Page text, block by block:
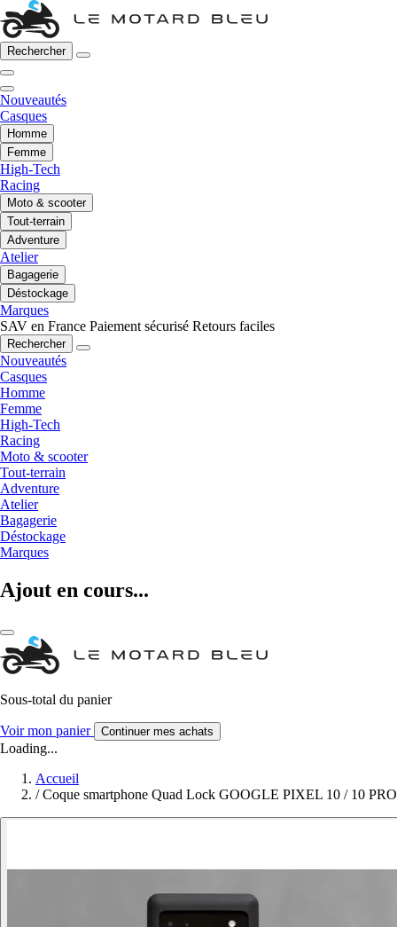
Rechercher
Nouveautés
Casques
Homme
Femme
High-Tech
Racing
Moto & scooter
Tout-terrain
Adventure
Atelier
Bagagerie
Déstockage
Marques
SAV en France Paiement sécurisé Retours faciles
Rechercher
Nouveautés
Casques
Homme
Femme
High-Tech
Racing
Moto & scooter
Tout-terrain
Adventure
Atelier
Bagagerie
Déstockage
Marques
Ajout en cours...
Sous-total du panier
Voir mon panier Continuer mes achats
Loading...
Accueil
/ Coque smartphone Quad Lock GOOGLE PIXEL 10 / 10 PRO